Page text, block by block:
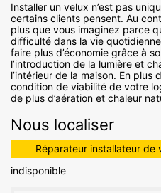
Installer un velux n’est pas
certains clients pensent. Au
plus que vous imaginez parce
difficulté dans la vie
faire plus d’économie grâce à
l’introduction de la lumière et
l’intérieur de la maison. En plus
condition de viabilité de votre
de plus d’aération et chaleur
Nous localiser
Réparateur installateur de
indisponible